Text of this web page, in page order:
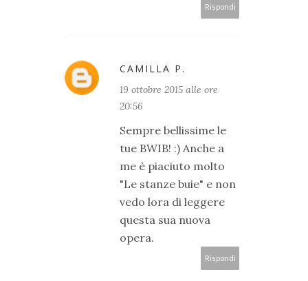
Rispondi
CAMILLA P.
19 ottobre 2015 alle ore
20:56
Sempre bellissime le
tue BWIB! :) Anche a
me è piaciuto molto
"Le stanze buie" e non
vedo lora di leggere
questa sua nuova
opera.
Rispondi